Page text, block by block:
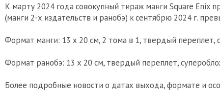
К марту 2024 года совокупный тираж манги Square Enix
(манги 2-х издательств и ранобэ) к сентябрю 2024 г.
Формат манги: 13 х 20 см, 2 тома в 1, твердый переплет,
Формат ранобэ: 13 х 20 см, твердый переплет,
Более подробные новости о датах выхода, формате и